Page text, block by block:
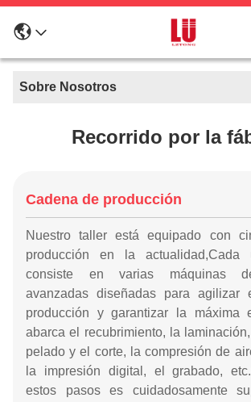
Sobre Nosotros
Recorrido por la
Cadena de producción
Nuestro taller está equipado con
producción en la
consiste en varias máquinas
avanzadas diseñadas para agilizar
producción y garantizar la máxima
abarca el recubrimiento, la
pelado y el corte, la compresión de
la impresión digital, el grabado,
estos pasos es cuidadosamente